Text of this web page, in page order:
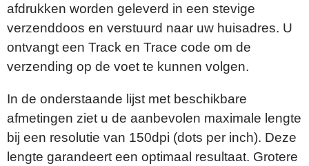
afdrukken worden geleverd in een stevige
verzenddoos en verstuurd naar uw huisadres. U
ontvangt een Track en Trace code om de
verzending op de voet te kunnen volgen.
In de onderstaande lijst met beschikbare
afmetingen ziet u de aanbevolen maximale lengte
bij een resolutie van 150dpi (dots per inch). Deze
lengte garandeert een optimaal resultaat. Grotere